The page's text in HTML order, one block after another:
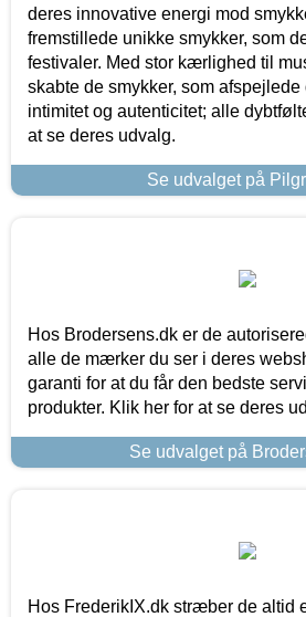
deres innovative energi mod
fremstillede unikke smykker, som
festivaler. Med stor kærlighed til
skabte de smykker, som afspejlede
intimitet og autenticitet; alle
at se deres udvalg.
Se udvalget på
Hos Brodersens.dk er de
alle de mærker du ser i deres
garanti for at du får den bedste
produkter. Klik her for at se deres
Se udvalget på
Hos FrederikIX.dk stræber de altid